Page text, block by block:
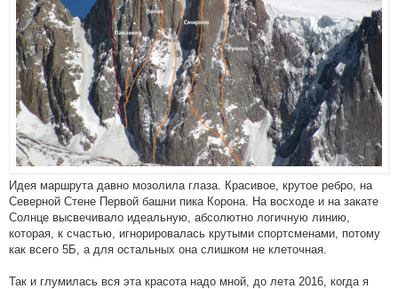
Идея маршрута давно мозолила глаза. Красивое, крутое ребро, на
Северной Стене Первой башни пика Корона. На восходе и на закате
Солнце высвечивало идеальную, абсолютно логичную линию,
которая, к счастью, игнорировалась крутыми спортсменами, потому
как всего 5Б, а для остальных она слишком не клеточная.
Так и глумилась вся эта красота надо мной, до лета 2016, когда я